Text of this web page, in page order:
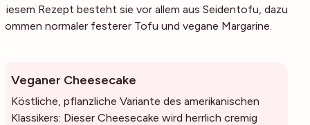
diesem Rezept besteht sie vor allem aus Seidentofu, dazu
kommen normaler festerer Tofu und vegane Margarine.
Veganer Cheesecake
Köstliche, pflanzliche Variante des amerikanischen
Klassikers: Dieser Cheesecake wird herrlich cremig